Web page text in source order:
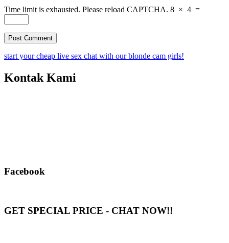
Time limit is exhausted. Please reload CAPTCHA. 8 × 4 =
start your cheap live sex chat with our blonde cam girls!
Kontak Kami
Facebook
GET SPECIAL PRICE - CHAT NOW!!